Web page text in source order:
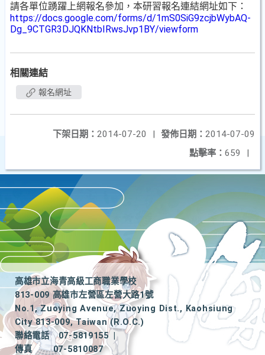
請各單位踴躍上網報名參加，本研習報名連結網址如下：
https://docs.google.com/forms/d/1mS0SiG9zcjbWybAQ-
Dg_9CTGR3DJQKNtbIRwsJvp1BY/viewform
相關連結
報名網址
發佈日期： 2014-07-09
下架日期： 2014-07-20
|
點擊率： 659 |
高雄市立海青高級工商職業學校
813-009 高雄市左營區左營大路1號
No.1, Zuoying Avenue, Zuoying Dist., Kaohsiung
City 813-009, Taiwan (R.O.C.)
聯絡電話
07-5819155
|
傳真
07-5810087